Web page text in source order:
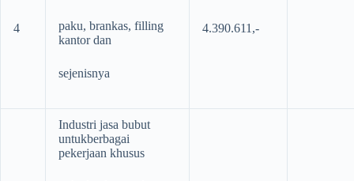
4
paku, brankas, filling
kantor dan
sejenisnya
4.390.611,-
Industri jasa bubut
untukberbagai
pekerjaan khusus